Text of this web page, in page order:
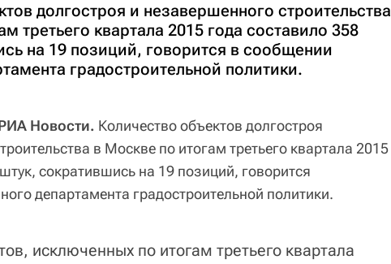
долгостроя и незавершенного строительства
третьего квартала 2015 года составило 358
на 19 позиций, говорится в сообщении
градостроительной политики.
Новости. Количество объектов долгостроя
в Москве по итогам третьего квартала 2015
сократившись на 19 позиций, говорится
департамента градостроительной политики.
исключенных по итогам третьего квартала